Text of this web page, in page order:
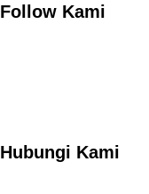
Follow Kami
Hubungi Kami